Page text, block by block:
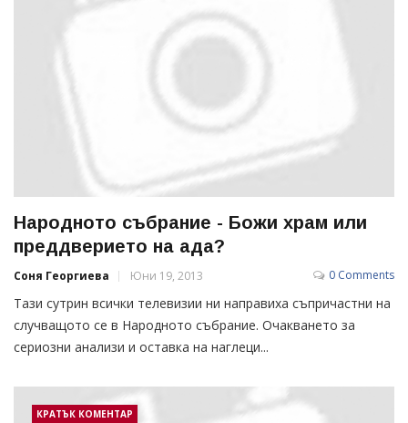
Народното събрание - Божи храм или
преддверието на ада?
Соня Георгиева Юни 19, 2013 0 Comments
Тази сутрин всички телевизии ни направиха съпричастни на
случващото се в Народното събрание. Очакването за
сериозни анализи и оставка на наглеци...
КРАТЪК КОМЕНТАР